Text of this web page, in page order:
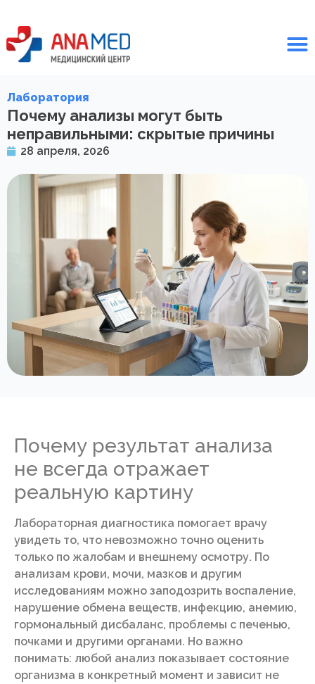
Лаборатория
Почему анализы могут быть
неправильными: скрытые причины
28 апреля, 2026
Почему результат анализа
не всегда отражает
реальную картину
Лабораторная диагностика помогает врачу
увидеть то, что невозможно точно оценить
только по жалобам и внешнему осмотру. По
анализам крови, мочи, мазков и другим
исследованиям можно заподозрить воспаление,
нарушение обмена веществ, инфекцию, анемию,
гормональный дисбаланс, проблемы с печенью,
почками и другими органами. Но важно
понимать: любой анализ показывает состояние
организма в конкретный момент и зависит не